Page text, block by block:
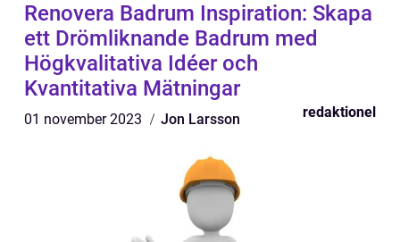
Renovera Badrum Inspiration: Skapa
ett Drömliknande Badrum med
Högkvalitativa Idéer och
Kvantitativa Mätningar
01 november 2023 Jon Larsson redaktionel